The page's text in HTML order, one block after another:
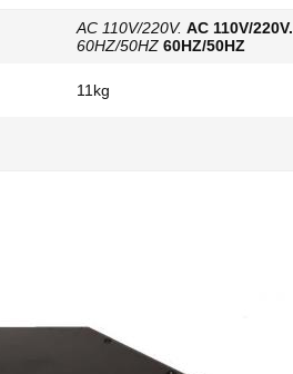
AC 110V/220V. AC 110V/220V.
60HZ/50HZ 60HZ/50HZ
11kg